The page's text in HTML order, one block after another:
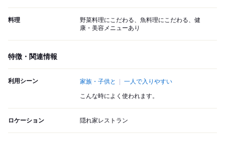
料理
野菜料理にこだわる、魚料理にこだわる、健
康・美容メニューあり
特徴・関連情報
利用シーン 家族・子供と 一人で入りやすい
こんな時によく使われます。
ロケーション 隠れ家レストラン